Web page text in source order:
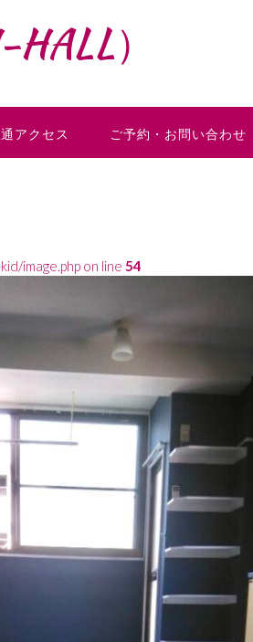
）
アクセス ご予約・お問い合わせ
image.php on line 54